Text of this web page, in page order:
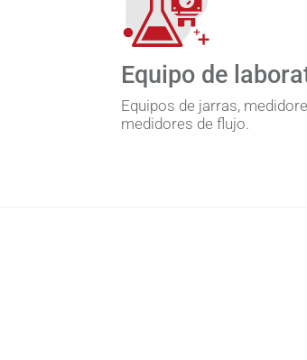
Equipo de
Equipos de jarras,
medidores de flujo.